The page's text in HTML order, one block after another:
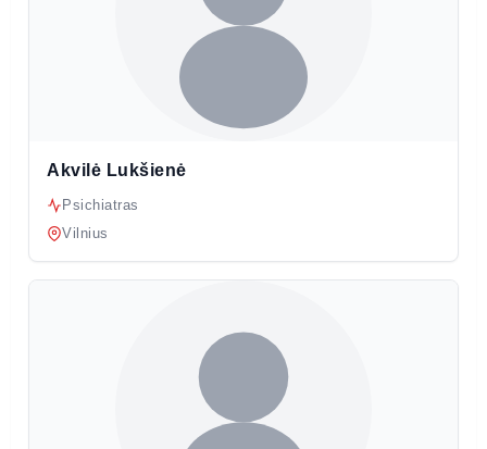
Akvilė Lukšienė
Psichiatras
Vilnius